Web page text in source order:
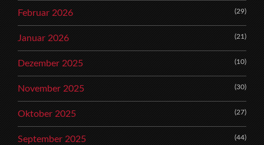
Februar 2026 (29)
Januar 2026 (21)
Dezember 2025 (10)
November 2025 (30)
Oktober 2025 (27)
September 2025 (44)